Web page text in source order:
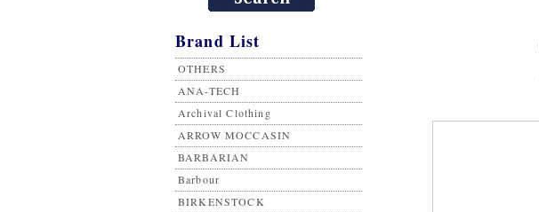
Brand List
OTHERS
ANA-TECH
Archival Clothing
ARROW MOCCASIN
BARBARIAN
Barbour
BIRKENSTOCK